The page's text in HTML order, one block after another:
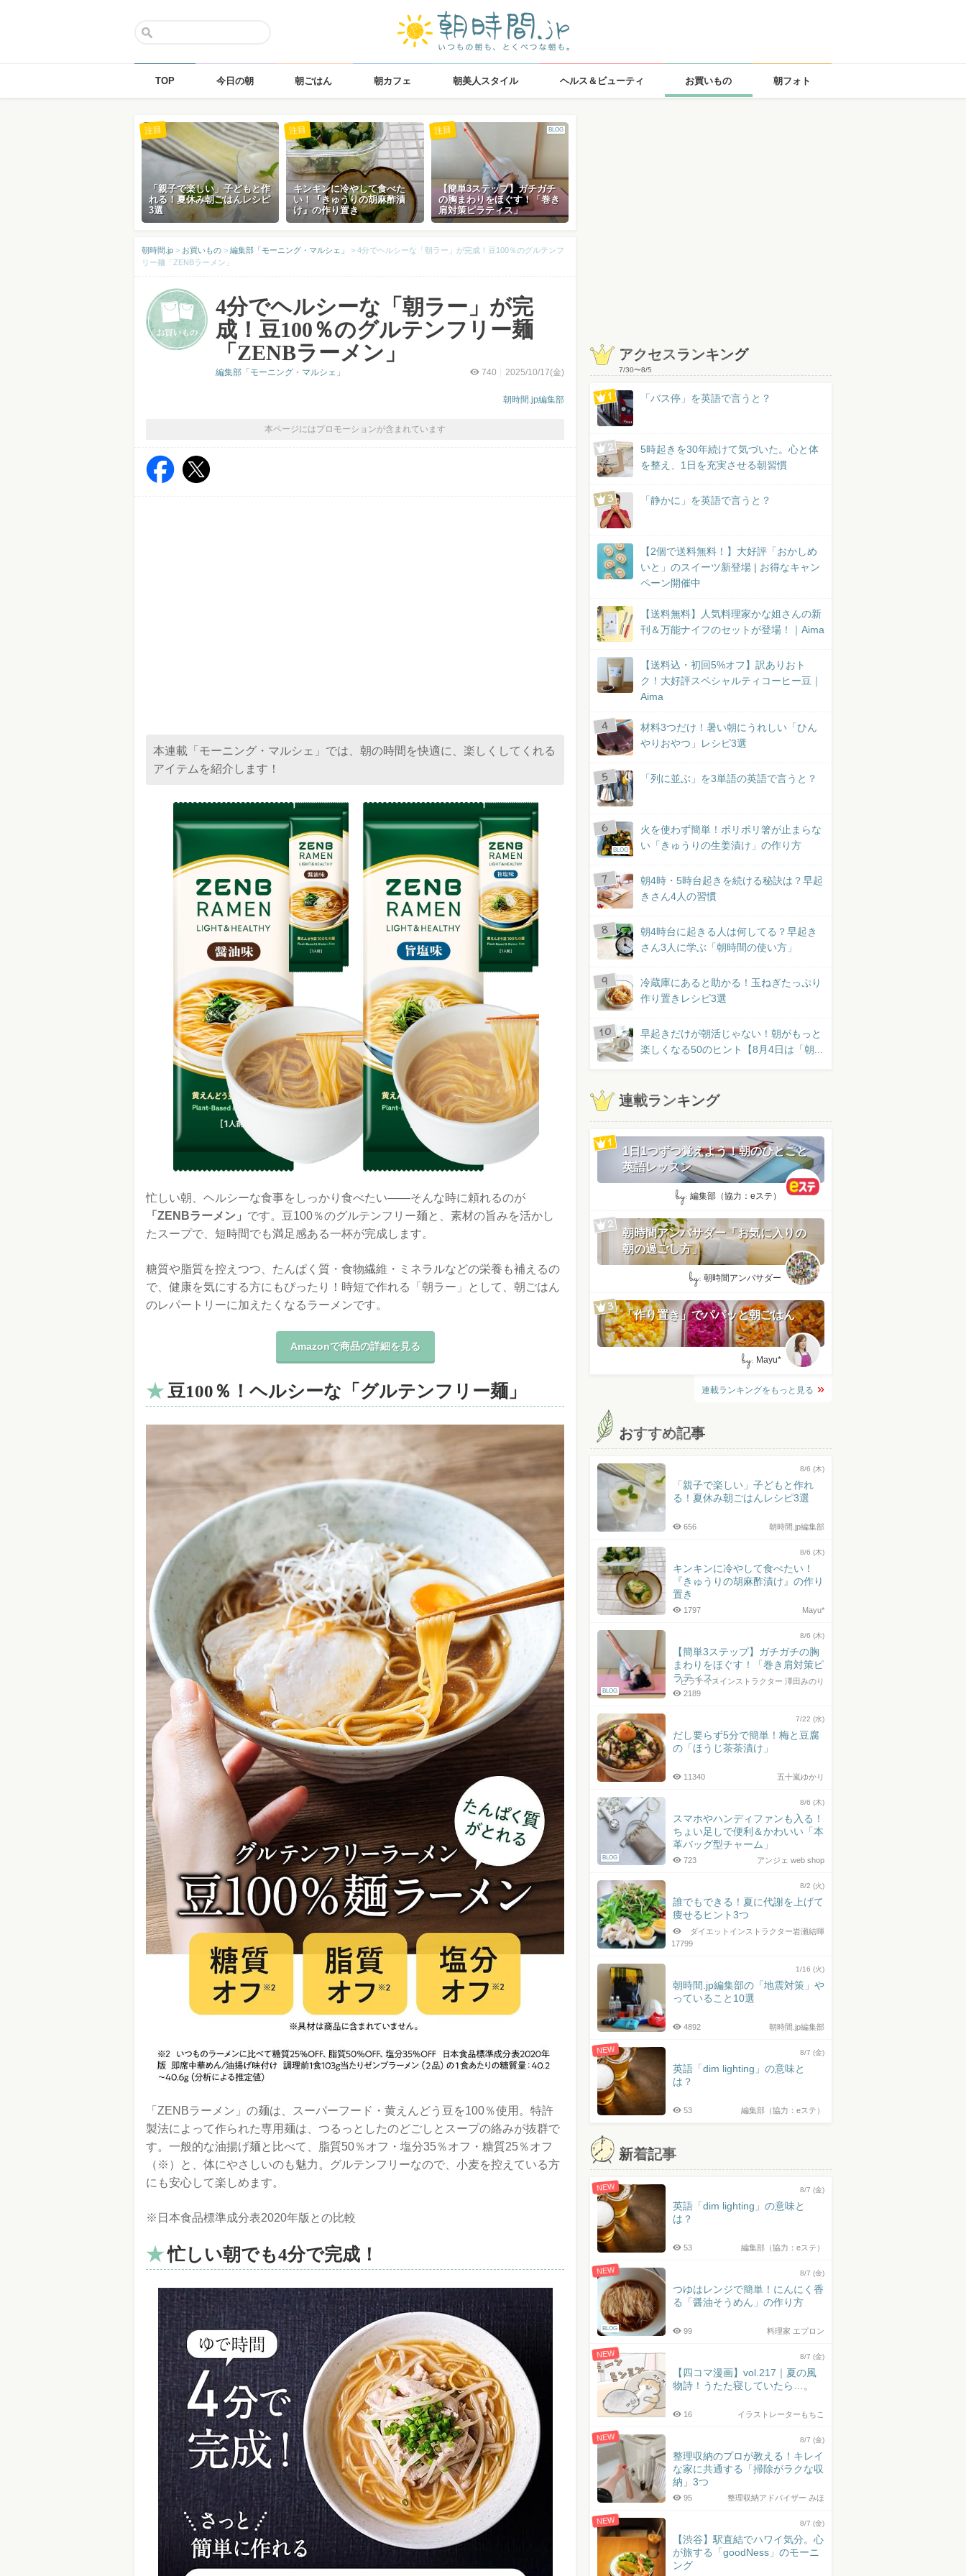
TOP 今日の朝 朝ごはん 朝カフェ 朝美人スタイル ヘルス＆ビューティ お買いもの 朝フォト
「親子で楽しい」子どもと作
れる！夏休み朝ごはんレシピ
3選
注目
キンキンに冷やして食べた
い！『きゅうりの胡麻酢漬
け』の作り置き
注目 BLOG
【簡単3ステップ】ガチガチ
の胸まわりをほぐす！「巻き
肩対策ピラティス」
注目
朝時間.jp > お買いもの > 編集部「モーニング・マルシェ」 > 4分でヘルシーな「朝ラー」が完成！豆100％のグルテンフ
リー麺「ZENBラーメン」
4分でヘルシーな「朝ラー」が完
成！豆100％のグルテンフリー麺
「ZENBラーメン」
740 2025/10/17(金)
朝時間.jp編集部
編集部「モーニング・マルシェ」
本ページにはプロモーションが含まれています
本連載「モーニング・マルシェ」では、朝の時間を快適に、楽しくしてくれる
アイテムを紹介します！
忙しい朝、ヘルシーな食事をしっかり食べたい——そんな時に頼れるのが
「ZENBラーメン」 です。豆100％のグルテンフリー麺と、素材の旨みを活かし
たスープで、短時間でも満足感ある一杯が完成します。
糖質や脂質を控えつつ、たんぱく質・食物繊維・ミネラルなどの栄養も補えるの
で、健康を気にする方にもぴったり！時短で作れる「朝ラー」として、朝ごはん
のレパートリーに加えたくなるラーメンです。
Amazonで商品の詳細を見る
豆100％！ヘルシーな「グルテンフリー麺」
「ZENBラーメン」の麺は、スーパーフード・黄えんどう豆を100％使用。特許
製法によって作られた専用麺は、つるっとしたのどごしとスープの絡みが抜群で
す。一般的な油揚げ麺と比べて、脂質50％オフ・塩分35％オフ・糖質25％オフ
（※）と、体にやさしいのも魅力。グルテンフリーなので、小麦を控えている方
にも安心して楽しめます。
※日本食品標準成分表2020年版との比較
忙しい朝でも4分で完成！
アクセスランキング
7/30〜8/5
「バス停」を英語で言うと？
5時起きを30年続けて気づいた。心と体
を整え、1日を充実させる朝習慣
「静かに」を英語で言うと？
【2個で送料無料！】大好評「おかしめ
いと」のスイーツ新登場 | お得なキャン
ペーン開催中
【送料無料】人気料理家かな姐さんの新
刊＆万能ナイフのセットが登場！｜Aima
【送料込・初回5%オフ】訳ありおト
ク！大好評スペシャルティコーヒー豆｜
Aima
材料3つだけ！暑い朝にうれしい「ひん
やりおやつ」レシピ3選
「列に並ぶ」を3単語の英語で言うと？
BLOG
火を使わず簡単！ポリポリ箸が止まらな
い「きゅうりの生姜漬け」の作り方
朝4時・5時台起きを続ける秘訣は？早起
きさん4人の習慣
朝4時台に起きる人は何してる？早起き
さん3人に学ぶ「朝時間の使い方」
冷蔵庫にあると助かる！玉ねぎたっぷり
作り置きレシピ3選
早起きだけが朝活じゃない！朝がもっと
楽しくなる50のヒント【8月4日は「朝...
連載ランキング
1日1つずつ覚えよう！朝のひとこと
英語レッスン
by: 編集部（協力：eステ）
朝時間アンバサダー「お気に入りの
朝の過ごし方」
by: 朝時間アンバサダー
「作り置き」でパパッと朝ごはん
by: Mayu*
連載ランキングをもっと見る
おすすめ記事
8/6 (木)
「親子で楽しい」子どもと作れ
る！夏休み朝ごはんレシピ3選
朝時間.jp編集部
656
8/6 (木)
キンキンに冷やして食べたい！
『きゅうりの胡麻酢漬け』の作り
置き
Mayu*
1797
BLOG
8/6 (木)
【簡単3ステップ】ガチガチの胸
まわりをほぐす！「巻き肩対策ピ
ラティス」
ピラティスインストラクター 澤田みのり
2189
7/22 (水)
だし要らず5分で簡単！梅と豆腐
の「ほうじ茶茶漬け」
五十嵐ゆかり
11340
BLOG
8/6 (木)
スマホやハンディファンも入る！
ちょい足しで便利＆かわいい「本
革バッグ型チャーム」
アンジェ web shop
723
8/2 (火)
誰でもできる！夏に代謝を上げて
痩せるヒント3つ
ダイエットインストラクター岩瀬結暉
17799
1/16 (火)
朝時間.jp編集部の「地震対策」や
っていること10選
朝時間.jp編集部
4892
NEW 8/7 (金)
英語「dim lighting」の意味と
は？
編集部（協力：eステ）
53
新着記事
NEW 8/7 (金)
英語「dim lighting」の意味と
は？
編集部（協力：eステ）
53
NEW
BLOG
8/7 (金)
つゆはレンジで簡単！にんにく香
る「醤油そうめん」の作り方
料理家 エプロン
99
NEW 8/7 (金)
【四コマ漫画】vol.217｜夏の風
物詩！うたた寝していたら…。
イラストレーターもちこ
16
NEW 8/7 (金)
整理収納のプロが教える！キレイ
な家に共通する「掃除がラクな収
納」3つ
整理収納アドバイザー みほ
95
NEW 8/7 (金)
【渋谷】駅直結でハワイ気分。心
が旅する「goodNess」のモーニ
ング